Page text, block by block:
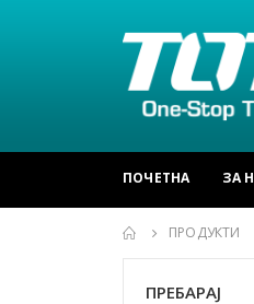
ПОЧЕТНА ЗА
ПРОДУКТИ
ПРЕБАРАЈ